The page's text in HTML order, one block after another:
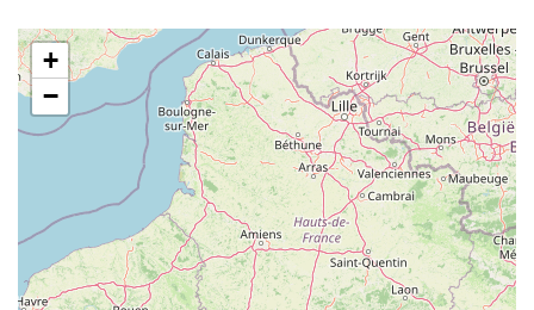
+
−